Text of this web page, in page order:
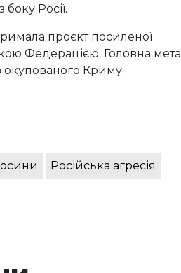
Росії.
проєкт посиленої
Федерацією. Головна мета
окупованого Криму.
Російська агресія